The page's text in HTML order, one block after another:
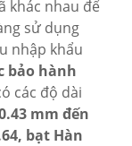
khác nhau để
sử dụng
nhập khẩu
bảo hành
các độ dài
mm đến
bạt Hàn